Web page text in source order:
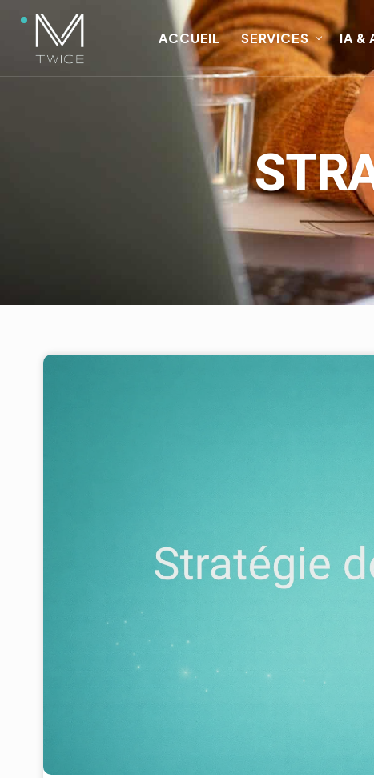
ACCUEIL SERVICES IA &